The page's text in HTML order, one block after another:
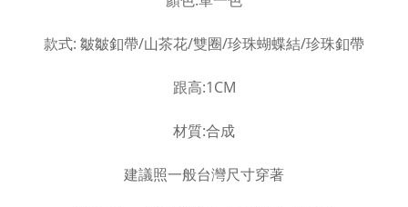
款式: 皺皺釦帶/山茶花/雙圈/珍珠蝴蝶結/珍珠釦帶
跟高:1CM
材質:合成
建議照一般台灣尺寸穿著